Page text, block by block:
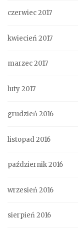
czerwiec 2017
kwiecień 2017
marzec 2017
luty 2017
grudzień 2016
listopad 2016
październik 2016
wrzesień 2016
sierpień 2016